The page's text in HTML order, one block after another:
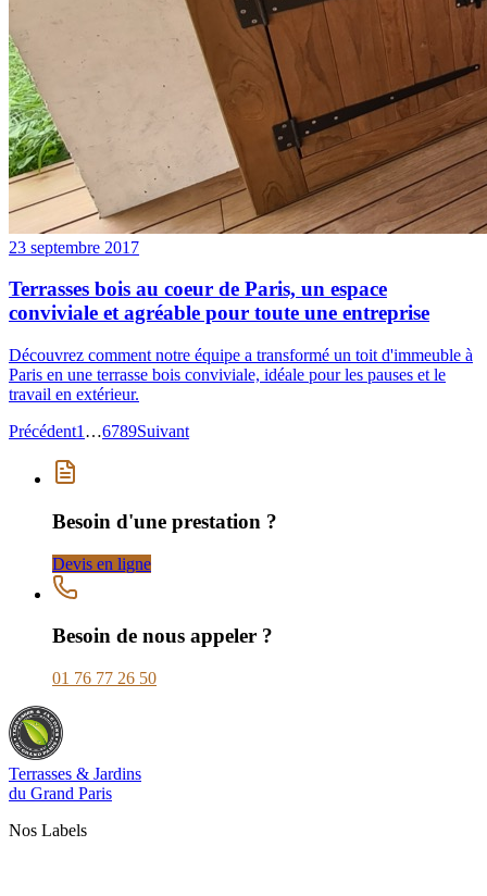
23 septembre 2017
Terrasses bois au coeur de Paris, un espace
conviviale et agréable pour toute une entreprise
Découvrez comment notre équipe a transformé un toit d'immeuble à
Paris en une terrasse bois conviviale, idéale pour les pauses et le
travail en extérieur.
Précédent1 …6789Suivant
Besoin d'une prestation ?
Devis en ligne
Besoin de nous appeler ?
01 76 77 26 50
Terrasses & Jardins
du Grand Paris
Nos Labels